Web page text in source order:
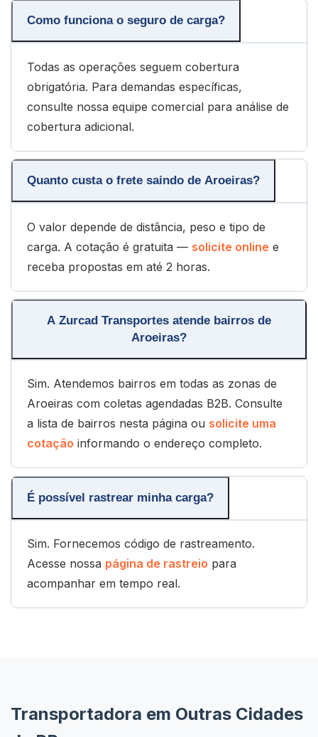
Como funciona o seguro de carga?
Todas as operações seguem cobertura
obrigatória. Para demandas específicas,
consulte nossa equipe comercial para análise de
cobertura adicional.
Quanto custa o frete saindo de Aroeiras?
O valor depende de distância, peso e tipo de
carga. A cotação é gratuita — solicite online e
receba propostas em até 2 horas.
A Zurcad Transportes atende bairros de
Aroeiras?
Sim. Atendemos bairros em todas as zonas de
Aroeiras com coletas agendadas B2B. Consulte
a lista de bairros nesta página ou solicite uma
cotação informando o endereço completo.
É possível rastrear minha carga?
Sim. Fornecemos código de rastreamento.
Acesse nossa página de rastreio para
acompanhar em tempo real.
Transportadora em Outras Cidades